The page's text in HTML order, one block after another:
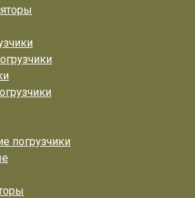
погрузчики